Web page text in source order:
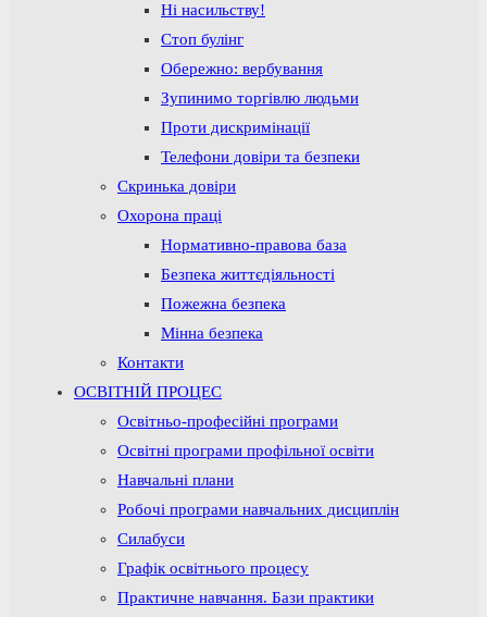
Ні насильству!
Стоп булінг
Обережно: вербування
Зупинимо торгівлю людьми
Проти дискримінації
Телефони довіри та безпеки
Скринька довіри
Охорона праці
Нормативно-правова база
Безпека життєдіяльності
Пожежна безпека
Мінна безпека
Контакти
ОСВІТНІЙ ПРОЦЕС
Освітньо-професійні програми
Освітні програми профільної освіти
Навчальні плани
Робочі програми навчальних дисциплін
Силабуси
Графік освітнього процесу
Практичне навчання. Бази практики